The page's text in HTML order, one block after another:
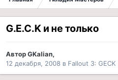
G.E.C.K и не только
АвторGKalian,
12 декабря, 2008 в Fallout 3: GECK